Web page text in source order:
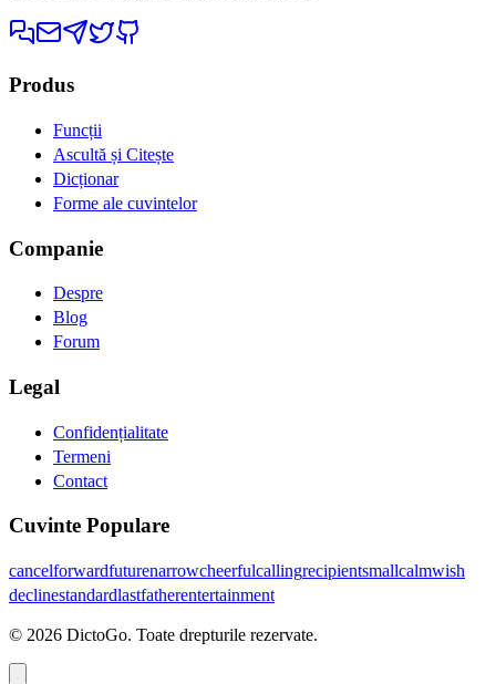
Produs
Funcții
Ascultă și Citește
Dicționar
Forme ale cuvintelor
Companie
Despre
Blog
Forum
Legal
Confidențialitate
Termeni
Contact
Cuvinte Populare
cancelforwardfuturenarrowcheerfulcallingrecipientsmallcalmwish
declinestandardlastfatherentertainment
© 2026 DictoGo. Toate drepturile rezervate.